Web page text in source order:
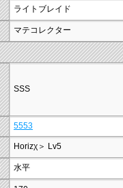
ライトブレイド
マテコレクター
SSS
5553
Horizχ＞ Lv5
水平